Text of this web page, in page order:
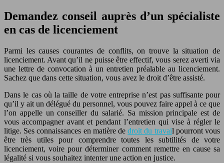
Demandez conseil auprès d’un spécialiste
en cas de licenciement
Parmi les causes courantes de conflits, on trouve la situation de
licenciement. Avant qu’il ne puisse être effectif, vous serez averti via
une lettre de convocation à un entretien préalable au licenciement.
Sachez que dans cette situation, vous avez le droit d’être assisté.
Dans le cas où la taille de votre entreprise n’est pas suffisante pour
qu’il y ait un délégué du personnel, vous pouvez faire appel à ce que
l’on appelle un conseiller du salarié. Sa mission principale est de
vous accompagner avant et pendant l’entretien qui vise à régler le
litige. Ses connaissances en matière dedroit du travail pourront vous
être très utiles pour comprendre toutes les subtilités de votre
licenciement, voire pour déterminer comment remettre en cause sa
légalité si vous souhaitez intenter une action en justice.